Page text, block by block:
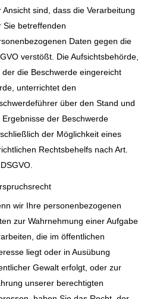
Ansicht sind, dass die Verarbeitung
Sie betreffenden
Daten gegen die
verstößt. Die Aufsichtsbehörde,
der die Beschwerde eingereicht
unterrichtet den
über den Stand und
Ergebnisse der Beschwerde
der Möglichkeit eines
Rechtsbehelfs nach Art.
wir Ihre personenbezogenen
zur Wahrnehmung einer Aufgabe
die im öffentlichen
liegt oder in Ausübung
Gewalt erfolgt, oder zur
unserer berechtigten